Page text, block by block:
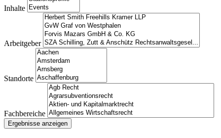
Inhalte
Arbeitgeber
Standorte
Fachbereiche
Ergebnisse anzeigen